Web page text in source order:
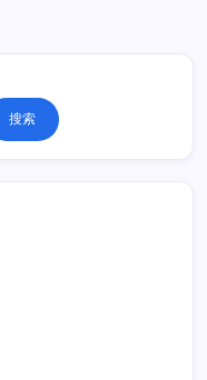
搜索